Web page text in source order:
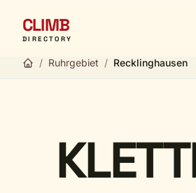
CLIMB
DIRECTORY
/ Ruhrgebiet / Recklinghausen